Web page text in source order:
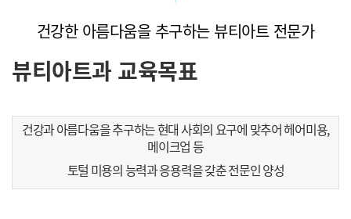
건강한 아름다움을 추구하는 뷰티아트 전문가
뷰티아트과 교육목표
건강과 아름다움을 추구하는 현대 사회의 요구에 맞추어 헤어미용,
메이크업 등
토털 미용의 능력과 응용력을 갖춘 전문인 양성